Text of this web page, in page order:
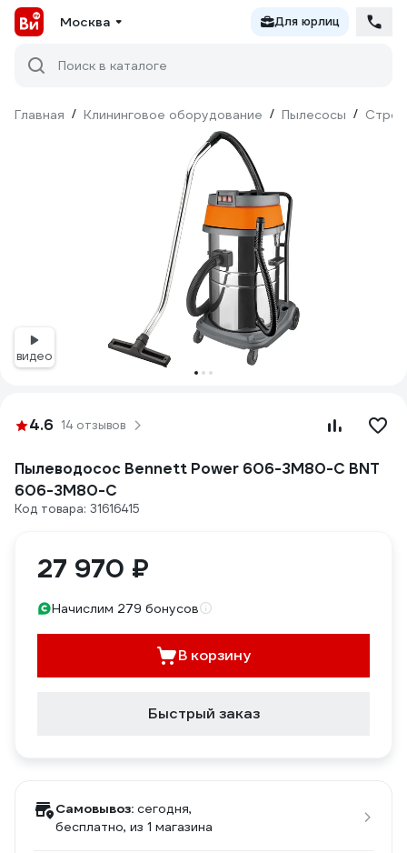
Москва Для юрлиц
Поиск в каталоге
Главная / Клининговое оборудование / Пылесосы /
видео
4.6 14 отзывов
Пылеводосос Bennett Power 606-3M80-C BNT
606-3M80-C
Код товара: 31616415
27 970 ₽
Начислим 279 бонусов
В корзину
Быстрый заказ
Самовывоз: сегодня,
бесплатно, из 1 магазина